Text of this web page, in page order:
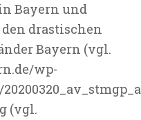
Bayern und
drastischen
Bayern (vgl.
wp-
(vgl.